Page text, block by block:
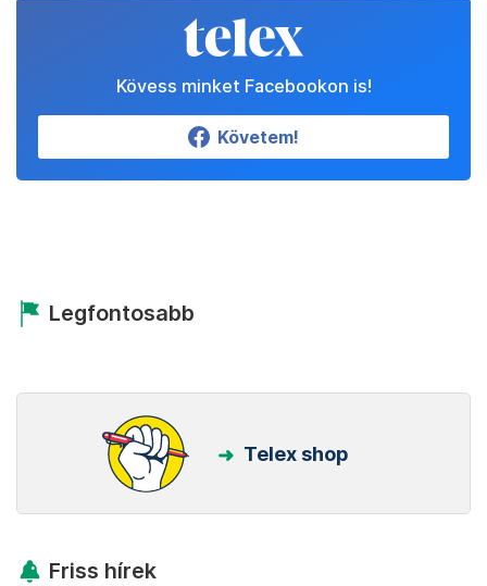
Kövess minket Facebookon is!
Követem!
Legfontosabb
Telex shop
Friss hírek